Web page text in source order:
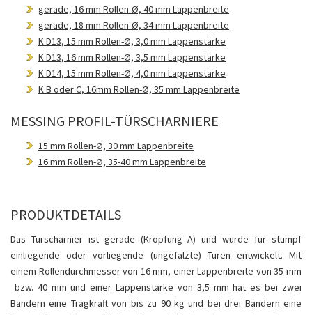
gerade, 16 mm Rollen-Ø, 40 mm Lappenbreite
gerade, 18 mm Rollen-Ø, 34 mm Lappenbreite
K D13, 15 mm Rollen-Ø, 3,0 mm Lappenstärke
K D13, 16 mm Rollen-Ø, 3,5 mm Lappenstärke
K D14, 15 mm Rollen-Ø, 4,0 mm Lappenstärke
K B oder C, 16mm Rollen-Ø, 35 mm Lappenbreite
MESSING PROFIL-TÜRSCHARNIERE
15 mm Rollen-Ø, 30 mm Lappenbreite
16 mm Rollen-Ø, 35-40 mm Lappenbreite
PRODUKTDETAILS
Das Türscharnier ist gerade (Kröpfung A) und wurde für stumpf
einliegende oder vorliegende (ungefälzte) Türen entwickelt. Mit
einem Rollendurchmesser von 16 mm, einer Lappenbreite von 35 mm
bzw. 40 mm und einer Lappenstärke von 3,5 mm hat es bei zwei
Bändern eine Tragkraft von bis zu 90 kg und bei drei Bändern eine